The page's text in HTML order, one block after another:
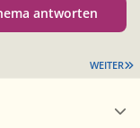
antworten
WEITER